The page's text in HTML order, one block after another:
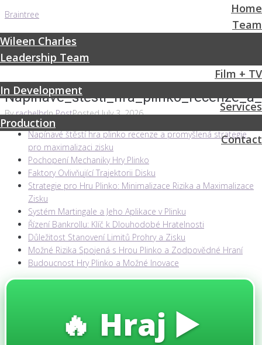
Braintree
Home
Team
Wileen Charles
Leadership Team
Film + TV
In Development
Services
Production
Contact
ByrachelbrInPostPostedJuly 3, 2026
Napínavé štěstí hra plinko recenze a promyšlená strategie
pro maximalizaci zisku
Pochopení Mechaniky Hry Plinko
Faktory Ovlivňující Trajektorii Disku
Strategie pro Hru Plinko: Minimalizace Rizika a Maximalizace
Zisku
Systém Martingale a Jeho Aplikace v Plinku
Řízení Bankrollu: Klíč k Dlouhodobé Hratelnosti
Důležitost Stanovení Limitů Prohry a Zisku
Možné Rizika Spojená s Hrou Plinko a Zodpovědné Hraní
Budoucnost Hry Plinko a Možné Inovace
🔥 Hraj ▶️